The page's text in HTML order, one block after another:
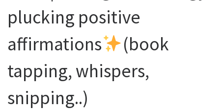
plucking positive
affirmations
(book
tapping, whispers,
snipping..)